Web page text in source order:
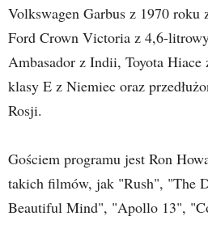
Volkswagen Garbus z 1970
Ford Crown Victoria z 4,6-
Ambasador z Indii, Toyota Hiace
klasy E z Niemiec oraz
Rosji.
Gościem programu jest Ron
takich filmów, jak "Rush", "The
Beautiful Mind", "Apollo 13",